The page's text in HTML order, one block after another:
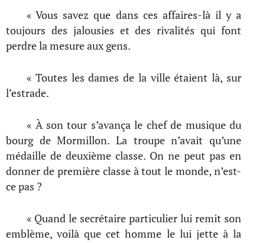
« Vous savez que dans ces affaires-là il y a
toujours des jalousies et des rivalités qui font
perdre la mesure aux gens.
« Toutes les dames de la ville étaient là, sur
l’estrade.
« À son tour s’avança le chef de musique du
bourg de Mormillon. La troupe n’avait qu’une
médaille de deuxième classe. On ne peut pas en
donner de première classe à tout le monde, n’est-
ce pas ?
« Quand le secrétaire particulier lui remit son
emblème, voilà que cet homme le lui jette à la